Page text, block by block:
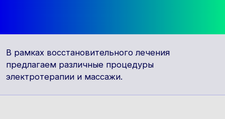
В рамках восстановительного лечения
предлагаем различные процедуры
электротерапии и массажи.